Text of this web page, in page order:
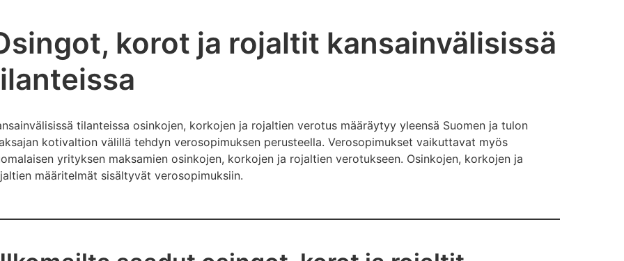
korot ja rojaltit kansainvälisissä
tilanteissa osinkojen, korkojen ja rojaltien verotus määräytyy yleensä Suomen ja tulon
kotivaltion välillä tehdyn verosopimuksen perusteella. Verosopimukset vaikuttavat myös
yrityksen maksamien osinkojen, korkojen ja rojaltien verotukseen. Osinkojen, korkojen ja
määritelmät sisältyvät verosopimuksiin.